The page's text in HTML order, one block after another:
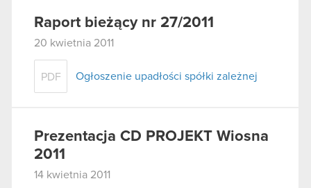
Raport bieżący nr 27/2011
20 kwietnia 2011
PDF Ogłoszenie upadłości spółki zależnej
Prezentacja CD PROJEKT Wiosna
2011
14 kwietnia 2011